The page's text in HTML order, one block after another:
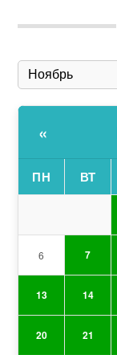
«
ПН ВТ
6 7
13 14
20 21